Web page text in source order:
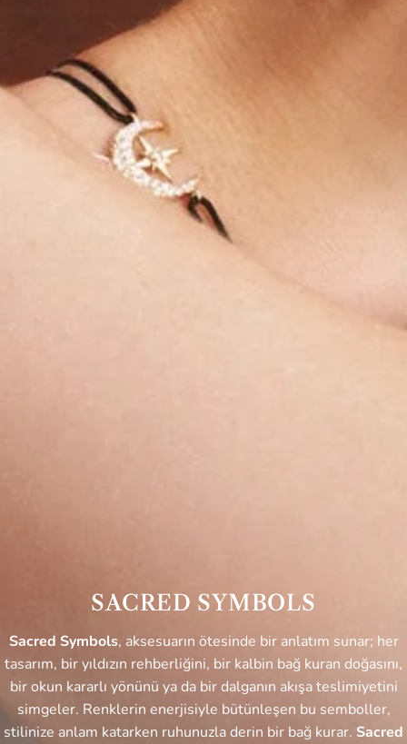
SACRED SYMBOLS
Sacred Symbols, aksesuarın ötesinde bir anlatım sunar; her
tasarım, bir yıldızın rehberliğini, bir kalbin bağ kuran doğasını,
bir okun kararlı yönünü ya da bir dalganın akışa teslimiyetini
simgeler. Renklerin enerjisiyle bütünleşen bu semboller,
stilinize anlam katarken ruhunuzla derin bir bağ kurar. Sacred